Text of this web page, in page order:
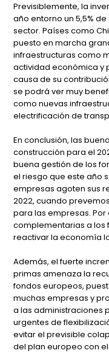
Previsiblemente, la
año entorno un 5,5%
sector. Países como
puesto en marcha
infraestructuras como
actividad económica y
causa de su
se podrá ver muy
como nuevas
electrificación de
En conclusión, las
construcción para el
buena gestión de los
el riesgo que este año
empresas agoten sus
2022, cuando
para las empresas.
complementarias a los
reactivar la economía
Además, el fuerte
primas amenaza la
fondos europeos,
muchas empresas y
a las administraciones
urgentes de
evitar el previsible
del plan europeo con